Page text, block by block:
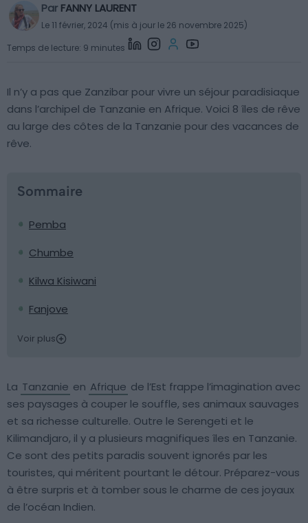
Par FANNY LAURENT
Le 11 février, 2024 (mis à jour le 26 novembre 2025)
Temps de lecture: 9 minutes
Il n’y a pas que Zanzibar pour vivre un séjour paradisiaque
dans l’archipel de Tanzanie en Afrique. Voici 8 îles de rêve
au large des côtes de la Tanzanie pour des vacances de
rêve.
Sommaire
Pemba
Chumbe
Kilwa Kisiwani
Fanjove
Voir plus
La Tanzanie en Afrique de l’Est frappe l’imagination avec
ses paysages à couper le souffle, ses animaux sauvages
et sa richesse culturelle. Outre le Serengeti et le
Kilimandjaro, il y a plusieurs magnifiques îles en Tanzanie.
Ce sont des petits paradis souvent ignorés par les
touristes, qui méritent pourtant le détour. Préparez-vous
à être surpris et à tomber sous le charme de ces joyaux
de l’océan Indien.